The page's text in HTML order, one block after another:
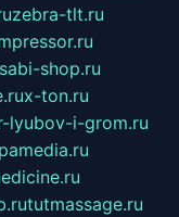
zebra-tlt.ru
shop.ru
x-ton.ru
lyubov-i-grom.ru
tutmassage.ru